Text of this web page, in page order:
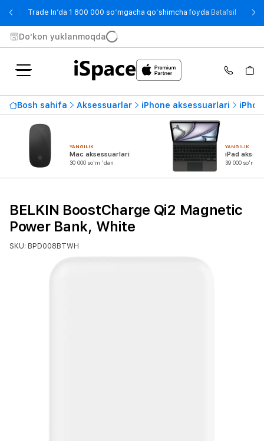
Trade In’da 1 800 000 so‘mgacha qo‘shimcha foyda Batafsil -
Do'kon yuklanmoqda
Bosh sahifa Aksessuarlar iPhone aksessuarlari
YANGILIK
Mac aksessuarlari
30 000 so'm 'dan
YANGILIK
iPad
39 000 so'm
BELKIN BoostCharge Qi2 Magnetic
Power Bank, White
SKU: BPD008BTWH